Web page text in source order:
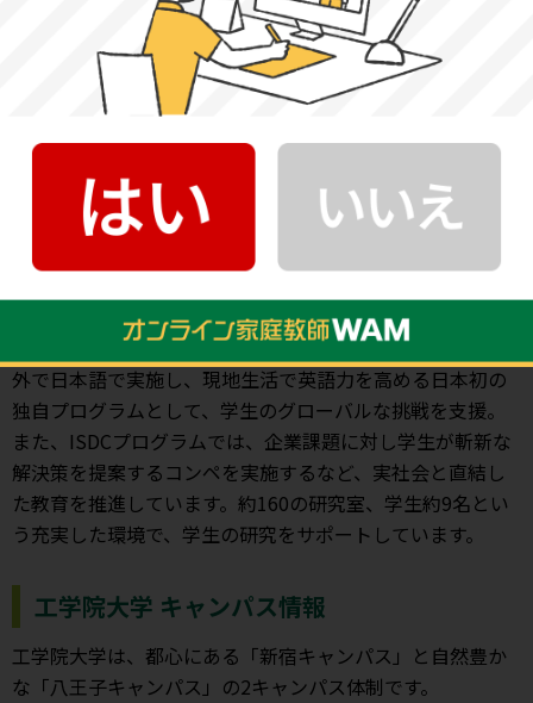
教育理念（目標）
建学の理念である「工の精神」に基づき、工学の分野から
未来社会を考え、学生が持つ興味・好奇心を「カタチ」に
大学の特徴
建築・情報・先進工学の4学部体制で幅広い分野を網羅して
います。「ハイブリッド留学®」は、学期中の専門授業を海
外で日本語で実施し、現地生活で英語力を高める日本初の
独自プログラムとして、学生のグローバルな挑戦を支援。
また、ISDCプログラムでは、企業課題に対し学生が斬新な
解決策を提案するコンペを実施するなど、実社会と直結し
た教育を推進しています。約160の研究室、学生約9名とい
う充実した環境で、学生の研究をサポートしています。
工学院大学 キャンパス情報
工学院大学は、都心にある「新宿キャンパス」と自然豊か
な「八王子キャンパス」の2キャンパス体制です。